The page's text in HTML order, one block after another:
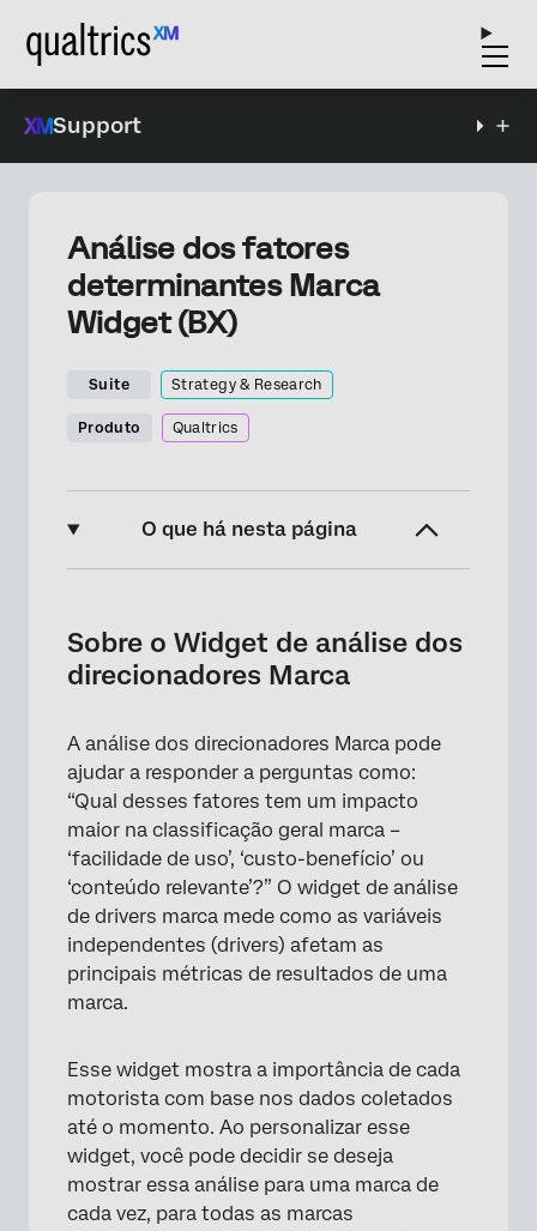
Support
Análise dos fatores
determinantes Marca
Widget (BX)
Suite Strategy & Research
Produto Qualtrics
O que há nesta página
Requisitos de dados para motoristas
resultados
Configuração de Widget
Classificação de drivers e marcas
Personalização de Widget
Entendendo os cálculos
Opções adicionais
Perguntas frequentes
Sobre o Widget de análise dos
direcionadores Marca
A análise dos direcionadores Marca pode
ajudar a responder a perguntas como:
“Qual desses fatores tem um impacto
maior na classificação geral marca –
‘facilidade de uso’, ‘custo-benefício’ ou
‘conteúdo relevante’?” O widget de análise
de drivers marca mede como as variáveis
independentes (drivers) afetam as
principais métricas de resultados de uma
marca.
Esse widget mostra a importância de cada
motorista com base nos dados coletados
até o momento. Ao personalizar esse
widget, você pode decidir se deseja
mostrar essa análise para uma marca de
cada vez, para todas as marcas